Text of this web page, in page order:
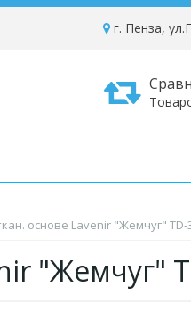
г. Пенза,
основе Lavenir "Жемчуг" TD-
"Жемчуг"